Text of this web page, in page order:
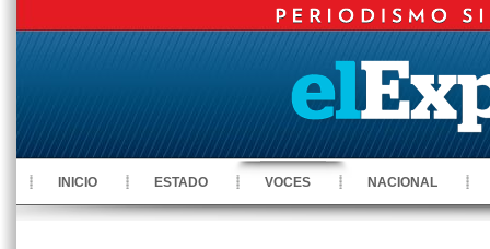
INICIO ESTADO VOCES NACIONAL